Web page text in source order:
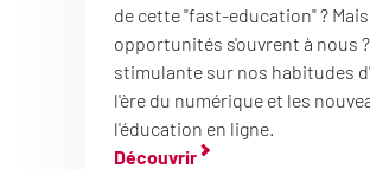
de cette "fast-education" ?
opportunités s'ouvrent à nous
stimulante sur nos habitudes
l'ère du numérique et les
l'éducation en ligne.
Découvrir